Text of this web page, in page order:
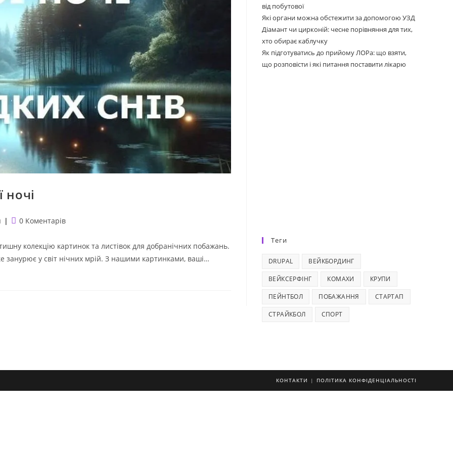
ночі
Коментарі
0 Коментарів
колекцію картинок та листівок для добранічних побажань.
занурює у світ нічних мрій. З нашими картинками, ваші…
від побутової
Які органи можна обстежити за допомогою УЗД
Діамант чи цирконій: чесне порівняння для тих,
хто обирає каблучку
Як підготуватись до прийому ЛОРа: що взяти,
що розповісти і які питання поставити лікарю
Теги
DRUPAL ВЕЙКБОРДИНГ
ВЕЙКСЕРФІНГ КОМАХИ КРУПИ
ПЕЙНТБОЛ ПОБАЖАННЯ СТАРТАП
СТРАЙКБОЛ СПОРТ
КОНТАКТИ ПОЛІТИКА КОНФІДЕНЦІАЛЬНОСТІ